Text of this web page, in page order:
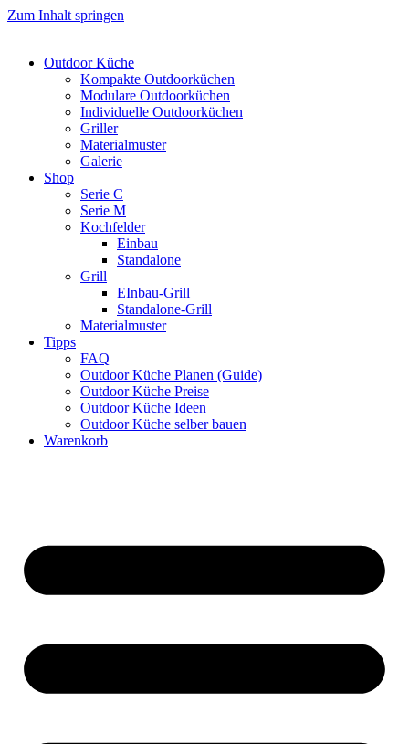
Zum Inhalt springen
Outdoor Küche
Kompakte Outdoorküchen
Modulare Outdoorküchen
Individuelle Outdoorküchen
Griller
Materialmuster
Galerie
Shop
Serie C
Serie M
Kochfelder
Einbau
Standalone
Grill
EInbau-Grill
Standalone-Grill
Materialmuster
Tipps
FAQ
Outdoor Küche Planen (Guide)
Outdoor Küche Preise
Outdoor Küche Ideen
Outdoor Küche selber bauen
Warenkorb